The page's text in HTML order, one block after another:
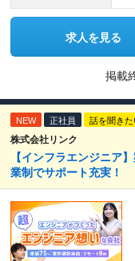
求人を見る
掲載
NEW 正社員 話を聞き
株式会社リンク
【インフラエンジニア
業制でサポート充実！